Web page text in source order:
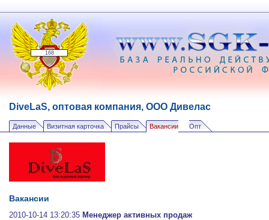
Данные Визитная карточка Прайсы Вакансии Опт
168
DiveLaS, оптовая компания, ООО Дивелас
Вакансии
2010-10-14 13:20:35 Менеджер активных продаж